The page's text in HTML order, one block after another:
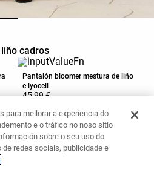
cadros
Pantalón bloomer mestura de liño
e lyocell
45,99 €
Engadir á cesta
para mellorar a experiencia do
e o tráfico no noso sitio
sobre o seu uso do
redes sociais, publicidade e